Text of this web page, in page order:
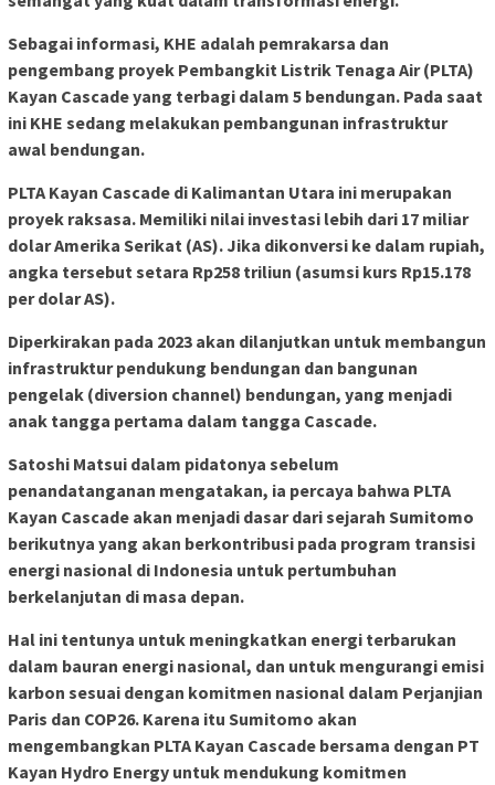
Sebagai informasi, KHE adalah pemrakarsa dan
pengembang proyek Pembangkit Listrik Tenaga Air (PLTA)
Kayan Cascade yang terbagi dalam 5 bendungan. Pada saat
ini KHE sedang melakukan pembangunan infrastruktur
awal bendungan.
PLTA Kayan Cascade di Kalimantan Utara ini merupakan
proyek raksasa. Memiliki nilai investasi lebih dari 17 miliar
dolar Amerika Serikat (AS). Jika dikonversi ke dalam rupiah,
angka tersebut setara Rp258 triliun (asumsi kurs Rp15.178
per dolar AS).
Diperkirakan pada 2023 akan dilanjutkan untuk membangun
infrastruktur pendukung bendungan dan bangunan
pengelak (diversion channel) bendungan, yang menjadi
anak tangga pertama dalam tangga Cascade.
Satoshi Matsui dalam pidatonya sebelum
penandatanganan mengatakan, ia percaya bahwa PLTA
Kayan Cascade akan menjadi dasar dari sejarah Sumitomo
berikutnya yang akan berkontribusi pada program transisi
energi nasional di Indonesia untuk pertumbuhan
berkelanjutan di masa depan.
Hal ini tentunya untuk meningkatkan energi terbarukan
dalam bauran energi nasional, dan untuk mengurangi emisi
karbon sesuai dengan komitmen nasional dalam Perjanjian
Paris dan COP26. Karena itu Sumitomo akan
mengembangkan PLTA Kayan Cascade bersama dengan PT
Kayan Hydro Energy untuk mendukung komitmen